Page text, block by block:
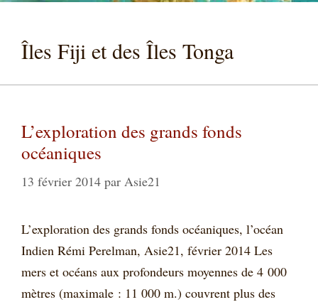
Îles Fiji et des Îles Tonga
L’exploration des grands fonds
océaniques
13 février 2014 par Asie21
L’exploration des grands fonds océaniques, l’océan
Indien Rémi Perelman, Asie21, février 2014 Les
mers et océans aux profondeurs moyennes de 4 000
mètres (maximale : 11 000 m.) couvrent plus des